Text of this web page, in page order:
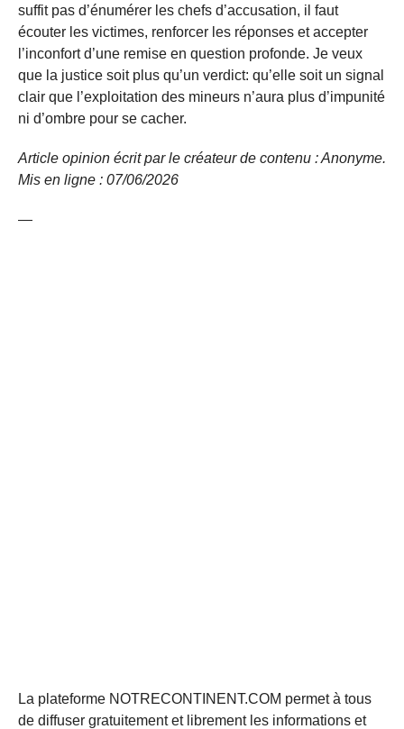
suffit pas d’énumérer les chefs d’accusation, il faut
écouter les victimes, renforcer les réponses et accepter
l’inconfort d’une remise en question profonde. Je veux
que la justice soit plus qu’un verdict: qu’elle soit un signal
clair que l’exploitation des mineurs n’aura plus d’impunité
ni d’ombre pour se cacher.
Article opinion écrit par le créateur de contenu : Anonyme.
Mis en ligne : 07/06/2026
—
La plateforme NOTRECONTINENT.COM permet à tous
de diffuser gratuitement et librement les informations et